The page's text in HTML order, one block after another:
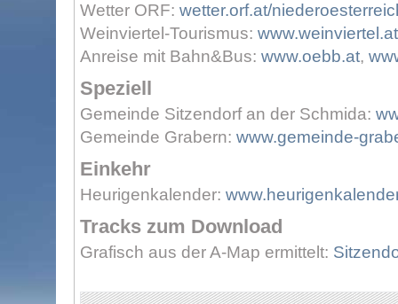
Wetter ORF: wetter.orf.at/
Weinviertel-Tourismus: www.weinviertel.at
Anreise mit Bahn&Bus: www.oebb.at,
Speziell
Gemeinde Sitzendorf an der Schmida:
Gemeinde Grabern: www.gemeinde-
Einkehr
Heurigenkalender:
Tracks zum Download
Grafisch aus der A-Map ermittelt: